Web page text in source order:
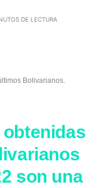
DE LECTURA
Bolivarianos.
son una